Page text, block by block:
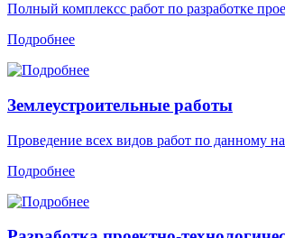
Полный комплексс работ по разработке
Подробнее
Землеустроительные работы
Проведение всех видов работ по данному
Подробнее